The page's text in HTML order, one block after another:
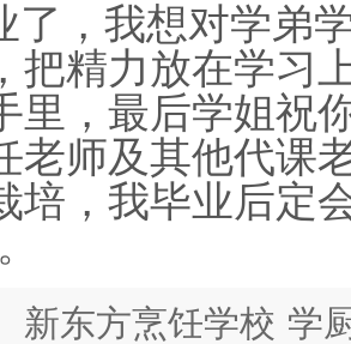
了，我想对学弟
把精力放在学习
里，最后学姐祝
老师及其他代课
培，我毕业后定
新东方烹饪学校 学